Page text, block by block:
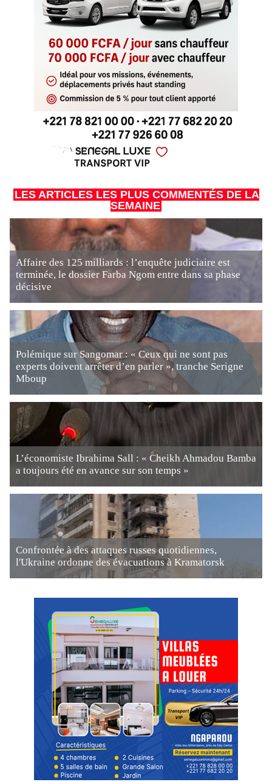
LES ARTICLES LES PLUS COMMENTÉS DE LA
SEMAINE
Affaire des 125 milliards : l’enquête judiciaire est
terminée, le dossier Farba Ngom entre dans sa phase
décisive
Polémique sur Sangomar : « Ceux qui ne sont pas
experts doivent arrêter d’en parler », tranche Serigne
Mboup
L’économiste Ibrahima Sall : « Cheikh Ahmadou Bamba
a toujours été en avance sur son temps »
Confrontée à des attaques russes quotidiennes,
l'Ukraine ordonne des évacuations à Kramatorsk